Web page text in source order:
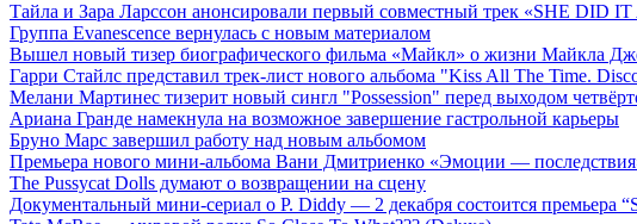
Тайла и Зара Ларссон анонсировали первый совместный трек «SHE DID
Группа Evanescence вернулась с новым материалом
Вышел новый тизер биографического фильма «Майкл» о жизни Майкла
Гарри Стайлс представил трек-лист нового альбома "Kiss All The Time.
Мелани Мартинес тизерит новый сингл "Possession" перед выходом
Ариана Гранде намекнула на возможное завершение гастрольной карьеры
Бруно Марс завершил работу над новым альбомом
Премьера нового мини-альбома Вани Дмитриенко «Эмоции —
The Pussycat Dolls думают о возвращении на сцену
Документальный мини-сериал о P. Diddy — 2 декабря состоится премьера